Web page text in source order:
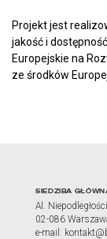
Projekt jest
jakość i
Europejskie na
ze środków
SIEDZIBA
Al.
02-086
e-mail: